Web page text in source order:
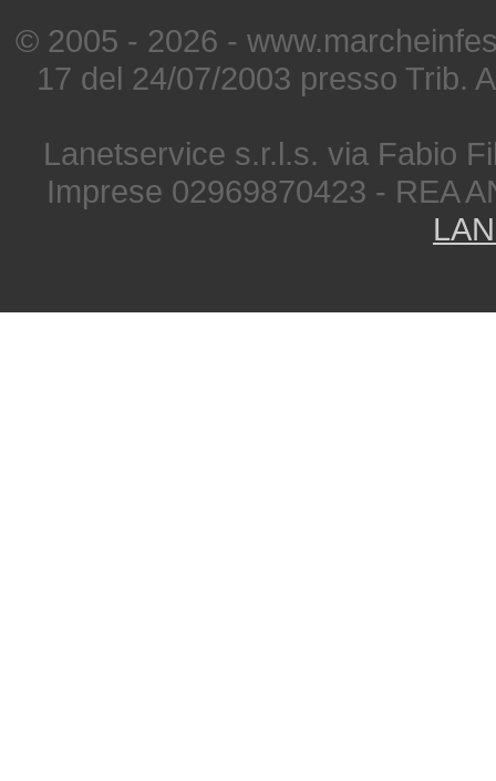
© 2005 - 2026 -
17 del 24/07/2003 presso Trib.
Lanetservice s.r.l.s. via Fabio
Imprese 02969870423 - REA